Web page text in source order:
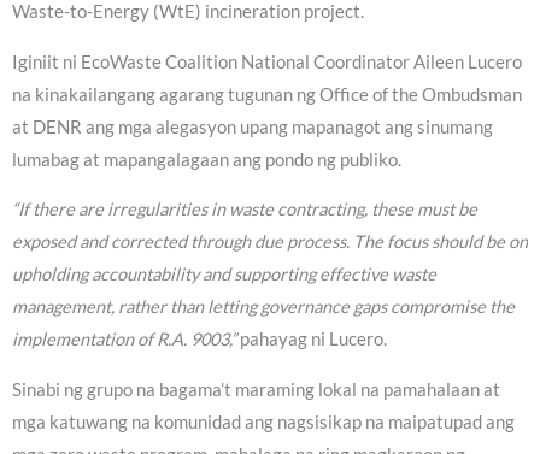
Waste-to-Energy (WtE) incineration project.
Iginiit ni EcoWaste Coalition National Coordinator Aileen Lucero
na kinakailangang agarang tugunan ng Office of the Ombudsman
at DENR ang mga alegasyon upang mapanagot ang sinumang
lumabag at mapangalagaan ang pondo ng publiko.
“If there are irregularities in waste contracting, these must be
exposed and corrected through due process. The focus should be on
upholding accountability and supporting effective waste
management, rather than letting governance gaps compromise the
implementation of R.A. 9003,”pahayag ni Lucero.
Sinabi ng grupo na bagama’t maraming lokal na pamahalaan at
mga katuwang na komunidad ang nagsisikap na maipatupad ang